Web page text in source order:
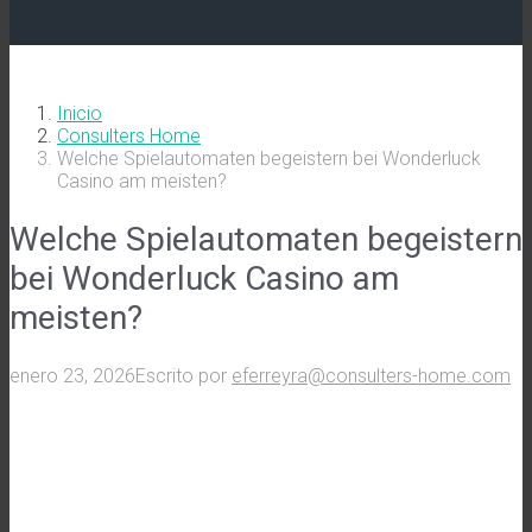
Inicio
Consulters Home
Welche Spielautomaten begeistern bei Wonderluck
Casino am meisten?
Welche Spielautomaten begeistern
bei Wonderluck Casino am
meisten?
enero 23, 2026Escrito por eferreyra@consulters-home.com